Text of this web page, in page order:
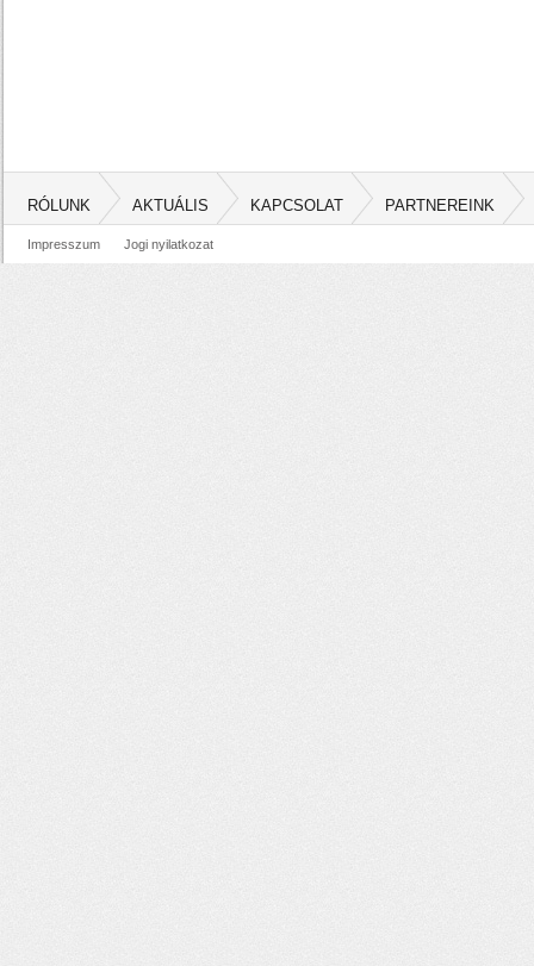
RÓLUNK AKTUÁLIS KAPCSOLAT PARTNEREINK
Impresszum Jogi nyilatkozat